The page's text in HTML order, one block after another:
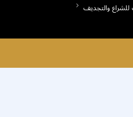
للشراع والتجديف